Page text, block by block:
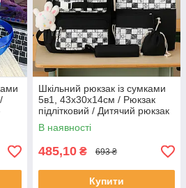
Шкільний рюкзак із сумками
5в1, 43х30х14см / Рюкзак
підлітковий / Дитячий рюкзак
до школи / Шкільний
портфель
В наявності
485,10 ₴ 693 ₴
Купити